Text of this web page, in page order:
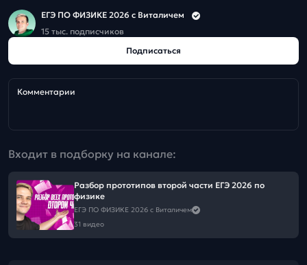
ЕГЭ ПО ФИЗИКЕ 2026 с Виталичем
15 тыс. подписчиков
Подписаться
Комментарии
Входит в подборку на канале:
Разбор прототипов второй части ЕГЭ 2026 по
физике
ЕГЭ ПО ФИЗИКЕ 2026 с Виталичем
31 видео